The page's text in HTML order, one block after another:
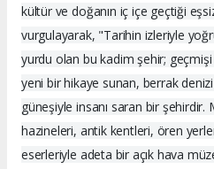
kültür ve doğanın iç içe geçtiği
vurgulayarak, "Tarihin izleriyle
yurdu olan bu kadim şehir; geçmişi
yeni bir hikaye sunan, berrak
güneşiyle insanı saran bir şehirdir.
hazineleri, antik kentleri, ören
eserleriyle adeta bir açık hava